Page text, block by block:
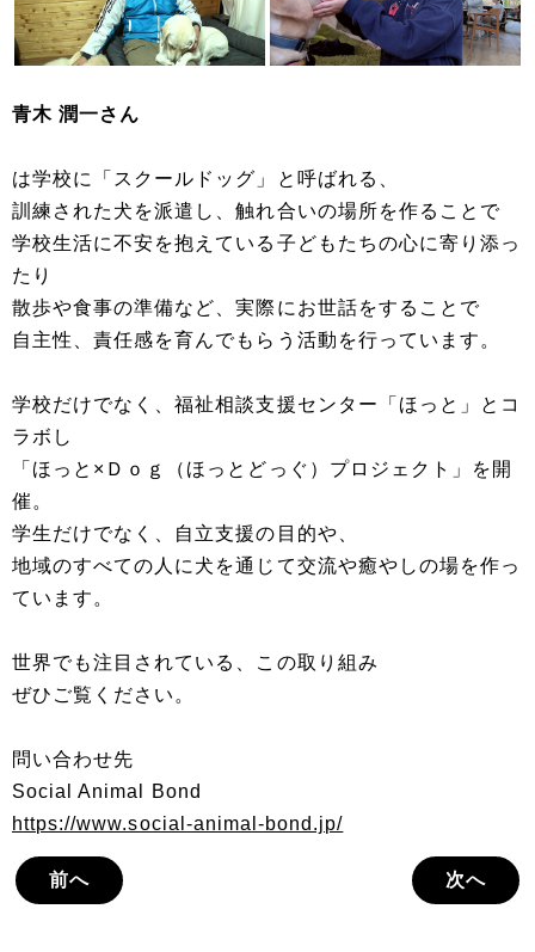
青木 潤一さん
は学校に「スクールドッグ」と呼ばれる、
訓練された犬を派遣し、触れ合いの場所を作ることで
学校生活に不安を抱えている子どもたちの心に寄り添っ
たり
散歩や食事の準備など、実際にお世話をすることで
自主性、責任感を育んでもらう活動を行っています。
学校だけでなく、福祉相談支援センター「ほっと」とコ
ラボし
「ほっと×Ｄｏｇ（ほっとどっぐ）プロジェクト」を開
催。
学生だけでなく、自立支援の目的や、
地域のすべての人に犬を通じて交流や癒やしの場を作っ
ています。
世界でも注目されている、この取り組み
ぜひご覧ください。
問い合わせ先
Social Animal Bond
https://www.social-animal-bond.jp/
前へ 次へ